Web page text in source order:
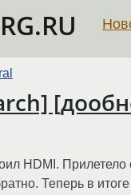
HDMI.
Теперь в